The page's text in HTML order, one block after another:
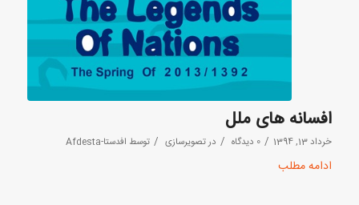
افسانه های ملل
خرداد 13, 1394 / 0 دیدگاه / در تصویرسازی / توسط افدستا-Afdesta
ادامه مطلب